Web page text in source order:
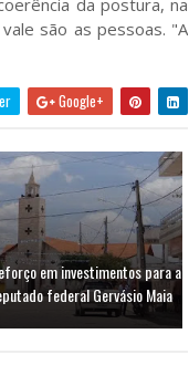
da postura, na
são as pessoas. "A
Google+
em investimentos para a
federal Gervásio Maia